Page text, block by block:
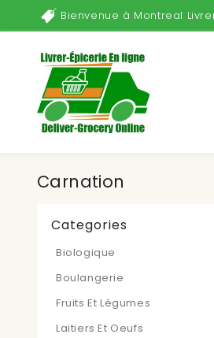
Bienvenue à Montreal
Carnation
Categories
Biologique
Boulangerie
Fruits Et Légumes
Laitiers Et Oeufs